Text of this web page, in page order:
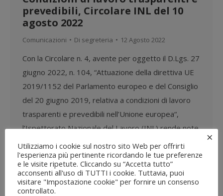
prevedibili, Circolare INL del 10
agosto 2022
Comunicazioni Di segreteria 12 Agosto 2022
​Con la Circolare n. 4, avente per oggetto il D.Lgs. 27
giugno 2022, n. 104, “Attuazione della direttiva UE
2019/1152 del Parlamento europeo e del Consiglio
del 20 giugno 2019, relativa a condizioni di lavoro
trasparenti e prevedibili nell’Unione europea“,
l’Ispettorato Nazionale del Lavoro (INL) rende note
le prime indicazioni con riferimento anche al
trattamento sanzionatorio…
Utilizziamo i cookie sul nostro sito Web per offrirti
l'esperienza più pertinente ricordando le tue preferenze
e le visite ripetute. Cliccando su “Accetta tutto”
acconsenti all'uso di TUTTI i cookie. Tuttavia, puoi
visitare "Impostazione cookie" per fornire un consenso
controllato.
×